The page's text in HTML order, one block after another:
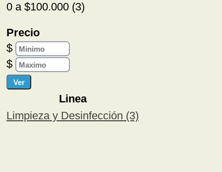
0 a $100.000 (3)
Precio
$
$
Linea
Limpieza y Desinfección (3)